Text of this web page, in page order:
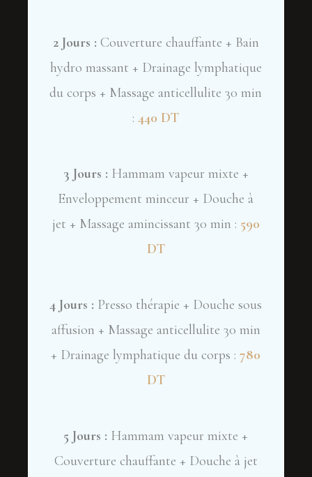
2 Jours : Couverture chauffante + Bain
hydro massant + Drainage lymphatique
du corps + Massage anticellulite 30 min
:440 DT
3 Jours : Hammam vapeur mixte +
Enveloppement minceur + Douche à
jet + Massage amincissant 30 min : 590
DT
4 Jours : Presso thérapie + Douche sous
affusion + Massage anticellulite 30 min
+ Drainage lymphatique du corps :780
DT
5 Jours : Hammam vapeur mixte +
Couverture chauffante + Douche à jet